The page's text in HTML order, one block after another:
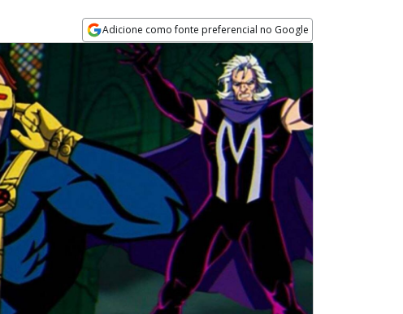
Adicione como fonte preferencial no Google
Opens in new window